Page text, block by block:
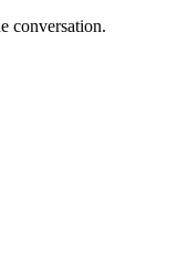
conversation.